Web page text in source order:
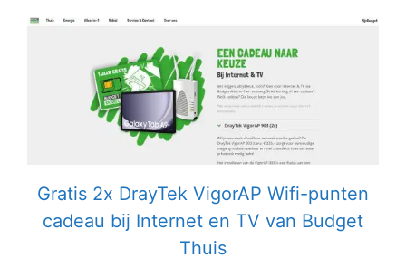
Gratis 2x DrayTek VigorAP Wifi-punten
cadeau bij Internet en TV van Budget
Thuis